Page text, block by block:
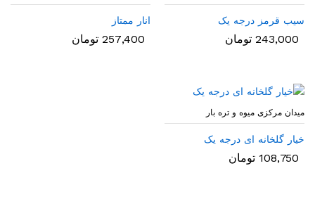
سیب قرمز درجه یک
243,000 تومان
انار ممتاز
257,400 تومان
میدان مرکزی میوه و تره بار
خیار گلخانه ای درجه یک
108,750 تومان